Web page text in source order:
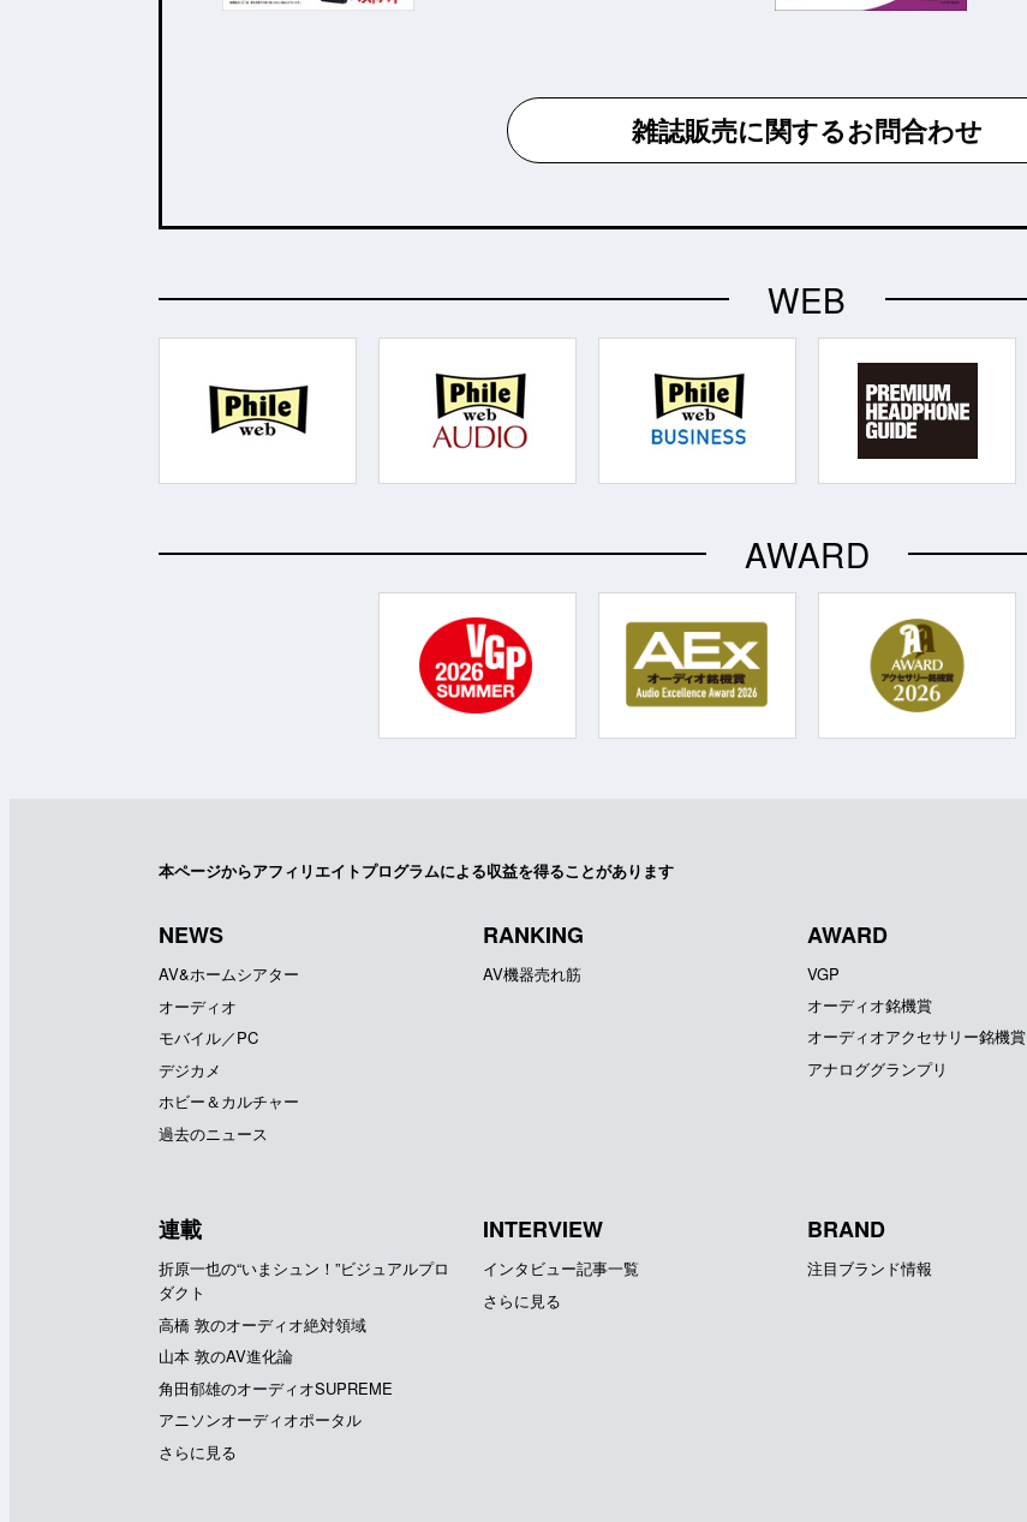
雑誌販売に関するお問合わせ
WEB
AWARD
本ページからアフィリエイトプログラムによる収益を得ることがあります
NEWS
AV&ホームシアター
オーディオ
モバイル／PC
デジカメ
ホビー＆カルチャー
過去のニュース
RANKING
AV機器売れ筋
AWARD
VGP
オーディオ銘機賞
オーディオアクセサリー銘機賞
アナロググランプリ
連載
折原一也の“いまシュン！”ビジュアルプロ
ダクト
高橋 敦のオーディオ絶対領域
山本 敦のAV進化論
角田郁雄のオーディオSUPREME
アニソンオーディオポータル
さらに見る
INTERVIEW
インタビュー記事一覧
さらに見る
BRAND
注目ブランド情報